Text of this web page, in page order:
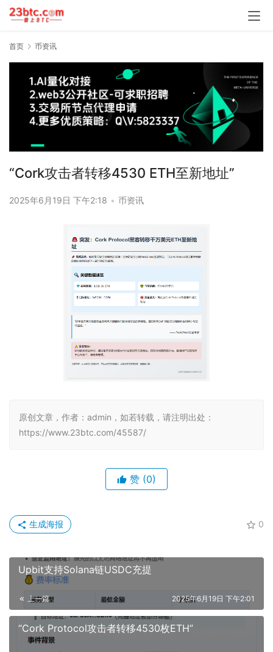
首页 币资讯
“Cork攻击者转移4530 ETH至新地址”
2025年6月19日 下午2:18 • 币资讯
原创文章，作者：admin，如若转载，请注明出处：
https://www.23btc.com/45587/
赞 (0)
0
生成海报
Upbit支持Solana链USDC充提
上一篇 2025年6月19日 下午2:01
“Cork Protocol攻击者转移4530枚ETH”